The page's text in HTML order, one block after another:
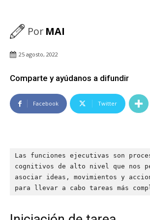
PorMAI
25 agosto, 2022
Comparte y ayúdanos a difundir
Facebook Twitter
Las funciones ejecutivas son
cognitivos de alto nivel que nos
asociar ideas, movimientos y